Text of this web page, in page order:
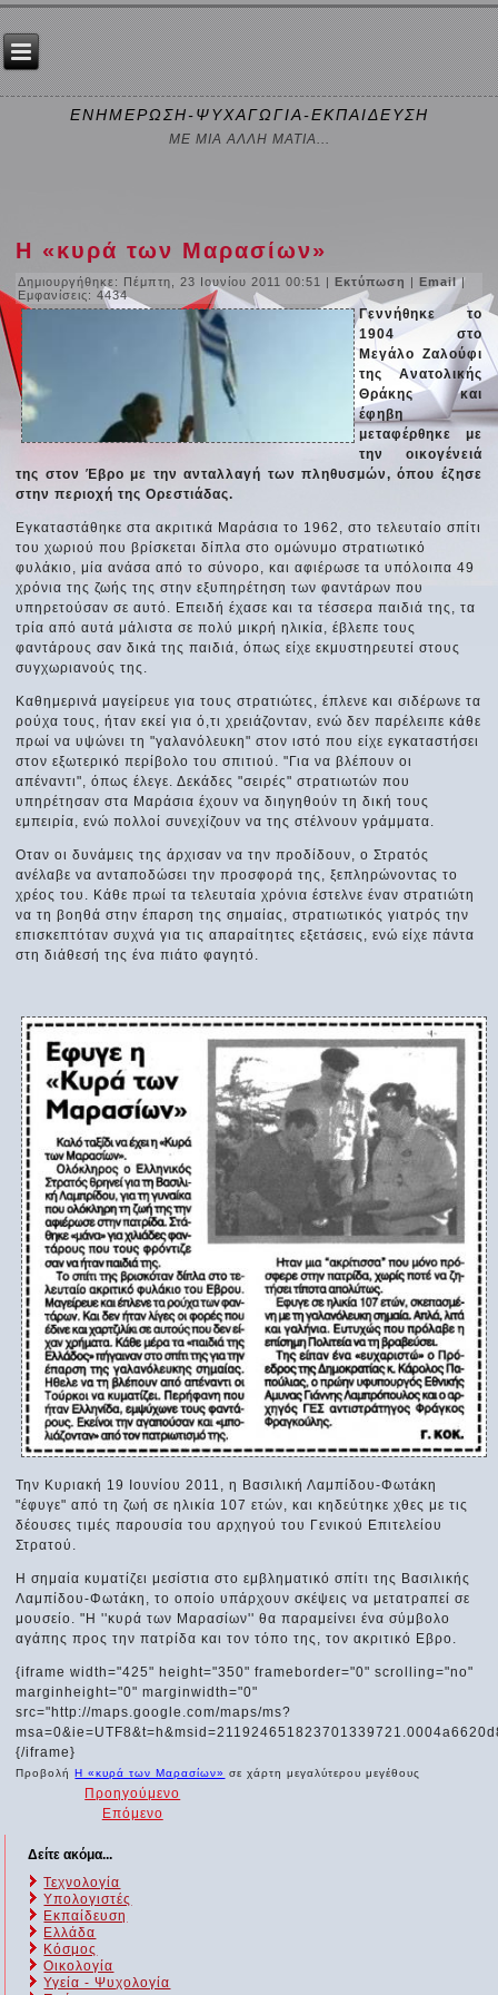
ΕΝΗΜΕΡΩΣΗ-ΨΥΧΑΓΩΓΙΑ-ΕΚΠΑΙΔΕΥΣΗ
ΜΕ ΜΙΑ ΑΛΛΗ ΜΑΤΙΑ...
Η «κυρά των Μαρασίων»
Δημιουργήθηκε: Πέμπτη, 23 Ιουνίου 2011 00:51 |Εκτύπωση |Email|
Εμφανίσεις: 4434
Γεννήθηκε το
1904 στο
Μεγάλο Ζαλούφι
της Ανατολικής
Θράκης και
έφηβη
μεταφέρθηκε με
την οικογένειά
της στον Έβρο με την ανταλλαγή των πληθυσμών, όπου έζησε
στην περιοχή της Ορεστιάδας.
Εγκαταστάθηκε στα ακριτικά Μαράσια το 1962, στο τελευταίο σπίτι
του χωριού που βρίσκεται δίπλα στο ομώνυμο στρατιωτικό
φυλάκιο, μία ανάσα από το σύνορο, και αφιέρωσε τα υπόλοιπα 49
χρόνια της ζωής της στην εξυπηρέτηση των φαντάρων που
υπηρετούσαν σε αυτό. Επειδή έχασε και τα τέσσερα παιδιά της, τα
τρία από αυτά μάλιστα σε πολύ μικρή ηλικία, έβλεπε τους
φαντάρους σαν δικά της παιδιά, όπως είχε εκμυστηρευτεί στους
συγχωριανούς της.
Καθημερινά μαγείρευε για τους στρατιώτες, έπλενε και σιδέρωνε τα
ρούχα τους, ήταν εκεί για ό,τι χρειάζονταν, ενώ δεν παρέλειπε κάθε
πρωί να υψώνει τη "γαλανόλευκη" στον ιστό που είχε εγκαταστήσει
στον εξωτερικό περίβολο του σπιτιού. "Για να βλέπουν οι
απέναντι", όπως έλεγε. Δεκάδες "σειρές" στρατιωτών που
υπηρέτησαν στα Μαράσια έχουν να διηγηθούν τη δική τους
εμπειρία, ενώ πολλοί συνεχίζουν να της στέλνουν γράμματα.
Οταν οι δυνάμεις της άρχισαν να την προδίδουν, ο Στρατός
ανέλαβε να ανταποδώσει την προσφορά της, ξεπληρώνοντας το
χρέος του. Κάθε πρωί τα τελευταία χρόνια έστελνε έναν στρατιώτη
να τη βοηθά στην έπαρση της σημαίας, στρατιωτικός γιατρός την
επισκεπτόταν συχνά για τις απαραίτητες εξετάσεις, ενώ είχε πάντα
στη διάθεσή της ένα πιάτο φαγητό.
Την Κυριακή 19 Ιουνίου 2011, η Βασιλική Λαμπίδου-Φωτάκη
"έφυγε" από τη ζωή σε ηλικία 107 ετών, και κηδεύτηκε χθες με τις
δέουσες τιμές παρουσία του αρχηγού του Γενικού Επιτελείου
Στρατού.
Η σημαία κυματίζει μεσίστια στο εμβληματικό σπίτι της Βασιλικής
Λαμπίδου-Φωτάκη, το οποίο υπάρχουν σκέψεις να μετατραπεί σε
μουσείο. "Η ''κυρά των Μαρασίων'' θα παραμείνει ένα σύμβολο
αγάπης προς την πατρίδα και τον τόπο της, τον ακριτικό Εβρο.
{iframe width="425" height="350" frameborder="0" scrolling="no"
marginheight="0" marginwidth="0"
src="http://maps.google.com/maps/ms?
{/iframe}
ΠροβολήΗ «κυρά των Μαρασίων» σε χάρτη μεγαλύτερου μεγέθους
Προηγούμενο
Επόμενο
Δείτε ακόμα...
Τεχνολογία
Υπολογιστές
Εκπαίδευση
Ελλάδα
Κόσμος
Οικολογία
Υγεία - Ψυχολογία